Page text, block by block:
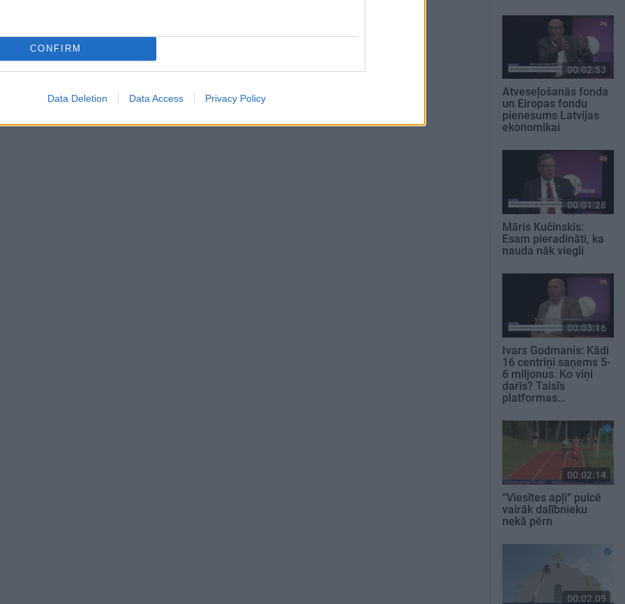
CONFIRM
Data Deletion Data Access Privacy Policy
00:02:53
Atveseļošanās fonda
un Eiropas fondu
pienesums Latvijas
ekonomikai
00:01:28
Māris Kučinskis:
Esam pieradināti, ka
nauda nāk viegli
00:03:16
Ivars Godmanis: Kādi
16 centriņi saņems 5-
6 miljonus. Ko viņi
darīs? Taisīs
platformas...
00:02:14
“Viesītes apļi” pulcē
vairāk dalībnieku
nekā pērn
00:02:09